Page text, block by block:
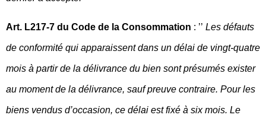
Art. L217-7 du Code de la Consommation : ’’ Les défauts
de conformité qui apparaissent dans un délai de vingt-quatre
mois à partir de la délivrance du bien sont présumés exister
au moment de la délivrance, sauf preuve contraire. Pour les
biens vendus d’occasion, ce délai est fixé à six mois. Le